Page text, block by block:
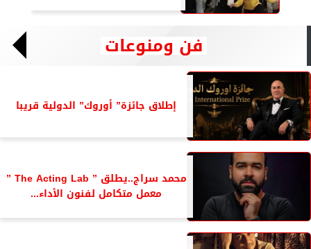
فن ومنوعات
إطلاق جائزة” أوروك” الدولية قريبا
محمد سراج..يطلق ” The Acting Lab ”
معمل متكامل لفنون الأداء...